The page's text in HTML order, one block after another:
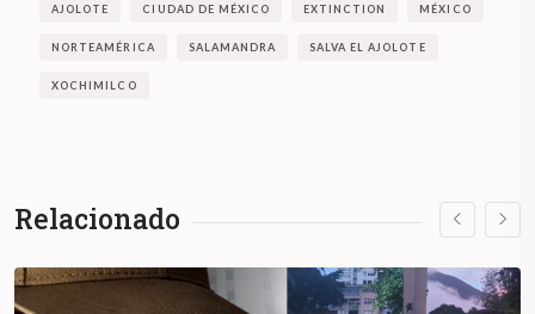
AJOLOTE CIUDAD DE MÉXICO EXTINCTION MÉXICO
NORTEAMÉRICA SALAMANDRA SALVA EL AJOLOTE
XOCHIMILCO
Relacionado